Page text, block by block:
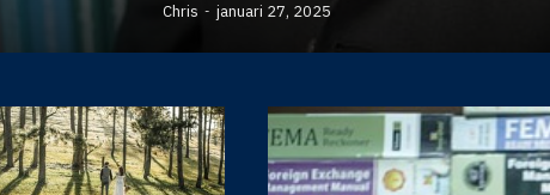
Chris januari 27, 2025